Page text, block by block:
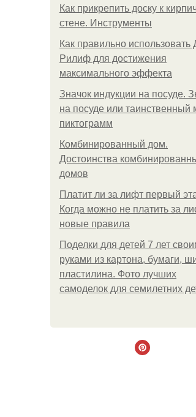
Как прикрепить доску к
стене. Инструменты
Как правильно использовать
Рилиф для достижения
максимального эффекта
Значок индукции на посуде.
на посуде или таинственный
пиктограмм
Комбинированный дом.
Достоинства
домов
Платит ли за лифт первый
Когда можно не платить за
новые правила
Поделки для детей 7 лет
руками из картона, бумаги,
пластилина. Фото лучших
самоделок для семилетних